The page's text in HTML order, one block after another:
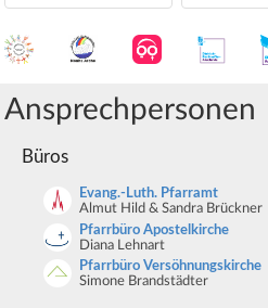
Ansprechpersonen
Büros
Evang.-Luth. Pfarramt
Almut Hild & Sandra Brückner
Pfarrbüro Apostelkirche
Diana Lehnart
Pfarrbüro Versöhnungskirche
Simone Brandstädter